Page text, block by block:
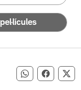
pel·lícules
Compartir